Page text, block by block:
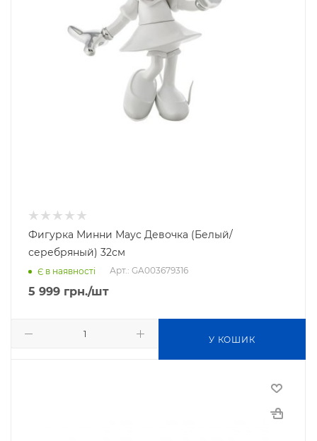
Фигурка Минни Маус Девочка (Белый/
серебряный) 32см
Є в наявності Арт.: GA003679316
5 999 грн./шт
У КОШИК